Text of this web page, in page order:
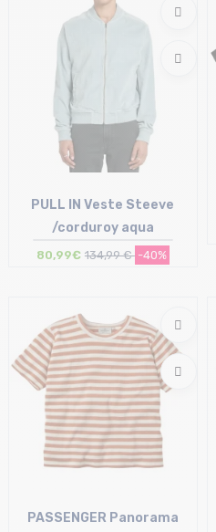
PULL IN Veste Steeve
/corduroy aqua
80,99€ 134,99 € -40%
PASSENGER Panorama